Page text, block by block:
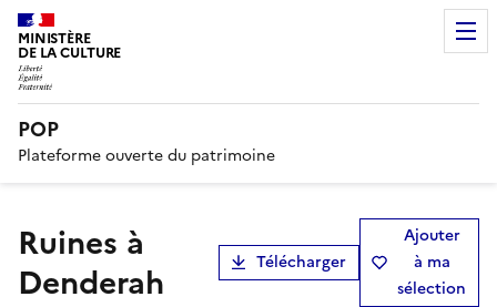
MINISTÈRE
DE LA CULTURE
POP
Plateforme ouverte du patrimoine
Ruines à
Denderah
Télécharger
Ajouter
à ma
sélection